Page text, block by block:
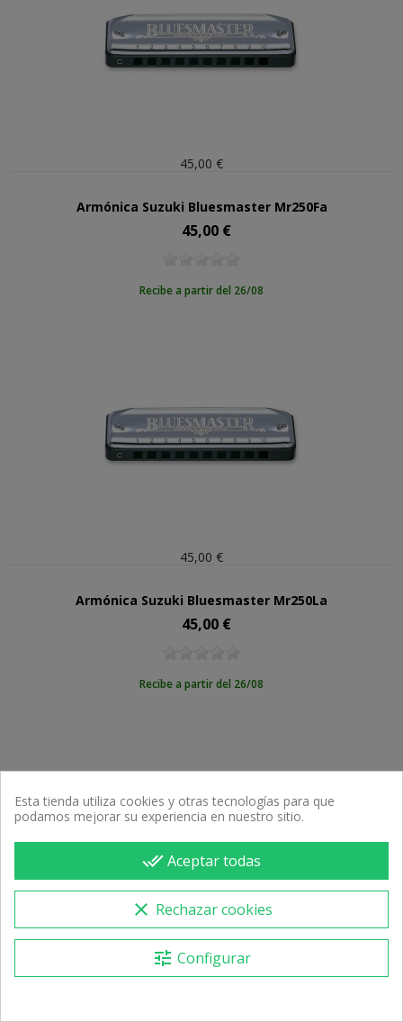
45,00 €
Armónica Suzuki Bluesmaster Mr250Fa
Precio
45,00 €
Recibe a partir del 26/08
45,00 €
Armónica Suzuki Bluesmaster Mr250La
Precio
45,00 €
Recibe a partir del 26/08
45,00 €
Precio
45,00 €
Esta tienda utiliza cookies y otras tecnologías para que
podamos mejorar su experiencia en nuestro sitio.
done_allAceptar todas
clear Rechazar cookies
tune Configurar